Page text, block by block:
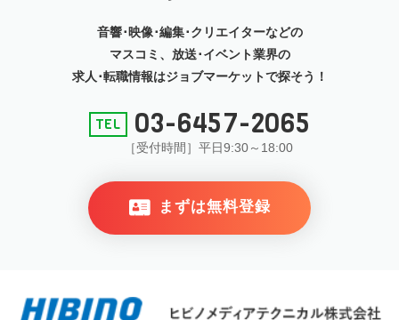
音響･映像･編集･クリエイターなどの
マスコミ、放送･イベント業界の
求人･転職情報はジョブマーケットで探そう！
03-6457-2065
［受付時間］平日9:30～18:00
まずは無料登録